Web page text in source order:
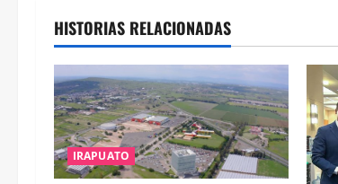
g
a
c
i
ó
HISTORIAS RELACIONADAS
IRAPUATO